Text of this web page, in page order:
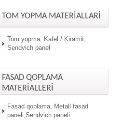
TOM YOPMA MATERİALLARİ
Tom yopma, Kafel / Kiramit,
Sendvich panel
FASAD QOPLAMA
MATERİALLERİ
Fasad qoplama, Metall fasad
paneli,Sendvich paneli